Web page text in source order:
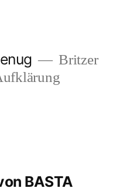
Britzer
BASTA